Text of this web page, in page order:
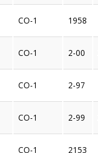
CO-1 1958
CO-1 2-00
CO-1 2-97
CO-1 2-99
CO-1 2153